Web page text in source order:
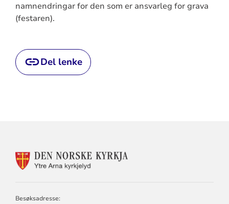
namnendringar for den som er ansvarleg for grava
(festaren).
Del lenke
KONTAKTINFORMASJON
Besøksadresse: